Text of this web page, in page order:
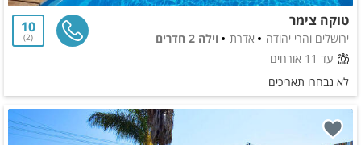
טוקה צימר
ירושלים והרי יהודה אדרת
וילה 2 חדרים
עד 11 אורחים
10
2
לא נבחרו תאריכים